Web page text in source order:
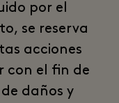
por el
se reserva
acciones
con el fin de
daños y